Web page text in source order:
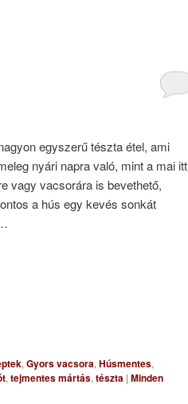
egyszerű tészta étel, ami
nyári napra való, mint a mai itt
vagy vacsorára is bevethető,
a hús egy kevés sonkát
, Gyors vacsora, Húsmentes,
, tejmentes mártás, tészta | Minden